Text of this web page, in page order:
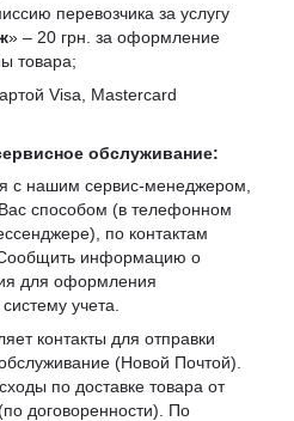
перевозчика за услугу
» – 20 грн. за оформление
товара;
Visa, Mastercard
обслуживание:
с нашим сервис-менеджером,
способом (в телефонном
по контактам
информацию о
для оформления
учета.
контакты для отправки
(Новой Почтой).
по доставке товара от
договоренности). По